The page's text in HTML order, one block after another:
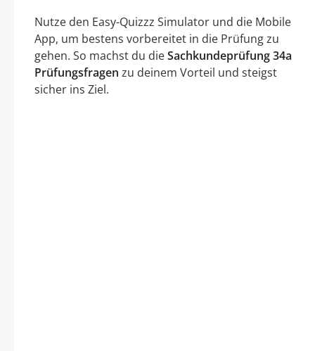
Nutze den Easy-Quizzz Simulator und die Mobile
App, um bestens vorbereitet in die Prüfung zu
gehen. So machst du dieSachkundeprüfung 34a
Prüfungsfragen zu deinem Vorteil und steigst
sicher ins Ziel.